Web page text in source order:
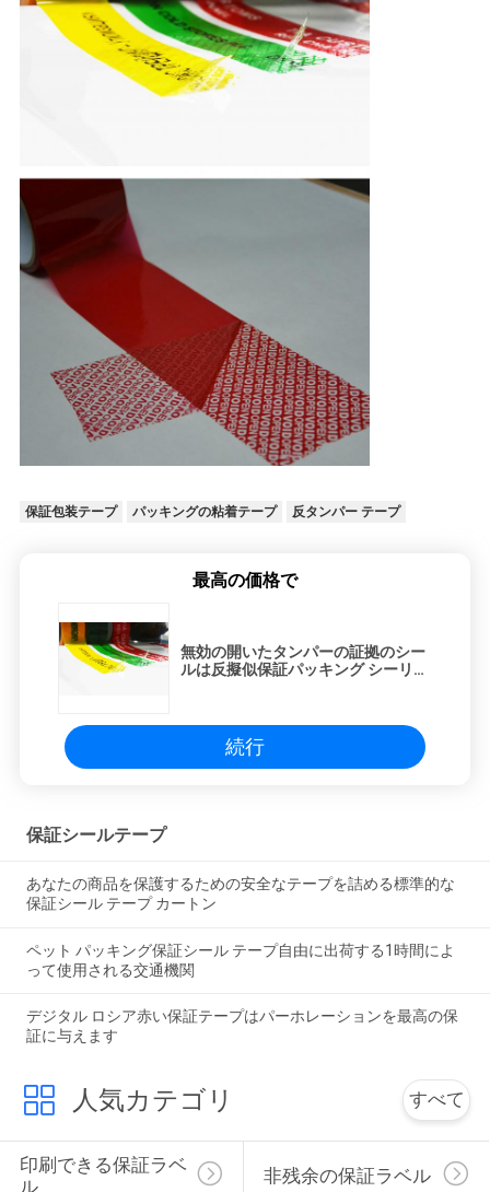
リ
シ
ー
保証包装テープ パッキングの粘着テープ 反タンパー テープ
最高の価格で
無効の開いたタンパーの証拠のシー
ルは反擬似保証パッキング シーリン
続行
保証シールテープ
あなたの商品を保護するための安全なテープを詰める標準的な
保証シール テープ カートン
ペット パッキング保証シール テープ自由に出荷する1時間によ
って使用される交通機関
デジタル ロシア赤い保証テープはパーホレーションを最高の保
証に与えます
人気カテゴリ すべて
印刷できる保証ラベ
ル
非残余の保証ラベル